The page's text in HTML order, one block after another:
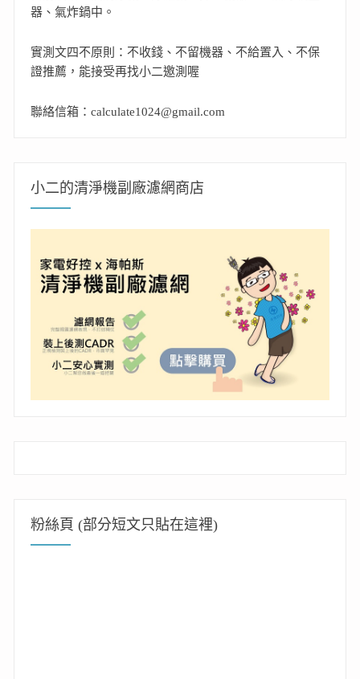
器、氣炸鍋中。
實測文四不原則：不收錢、不留機器、不給置入、不保
證推薦，能接受再找小二邀測喔
聯絡信箱：calculate1024@gmail.com
小二的清淨機副廠濾網商店
粉絲頁 (部分短文只貼在這裡)